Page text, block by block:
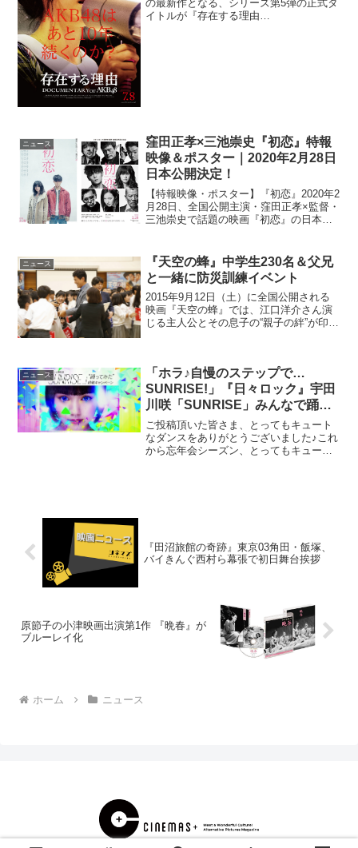
の最新作となる、シリーズ第5弾の正式タ
イトルが『存在する理由
ニュース
窪田正孝×三池崇史『初恋』特報
映像＆ポスター｜2020年2月28日
日本公開決定！
【特報映像・ポスター】『初恋』2020年2
月28日、全国公開主演・窪田正孝×監督・
三池崇史で話題の映画『初恋』の日本公
た。先日行われた、トロント国際映画祭
の...
ニュース
『天空の蜂』中学生230名＆父兄
と一緒に防災訓練イベント
2015年9月12日（土）に全国公開される
映画『天空の蜂』では、江口洋介さん演
じる主人公とその息子の“親子の絆”が印象
る9月1日...
ニュース
「ホラ♪自慢のステップで…
SUNRISE!」『日々ロック』宇田
川咲「SUNRISE」みんなで踊っ
てみたPVがついに完成♪
ご投稿頂いた皆さま、とってもキュート
なダンスをありがとうございました♪これ
から忘年会シーズン、とってもキュート
『田沼旅館の奇跡』東京03角田・飯塚、
バイきんぐ西村ら幕張で初日舞台挨拶
原節子の小津映画出演第1作 『晩春』が
ブルーレイ化
ホーム ニュース